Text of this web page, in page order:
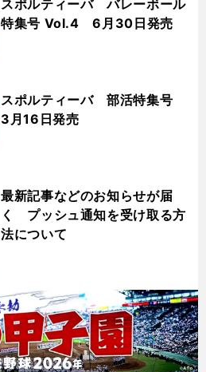
スポルティーバ バレーボール
特集号 Vol.4 6月30日発売
スポルティーバ 部活特集号
3月16日発売
最新記事などのお知らせが届
く プッシュ通知を受け取る方
法について